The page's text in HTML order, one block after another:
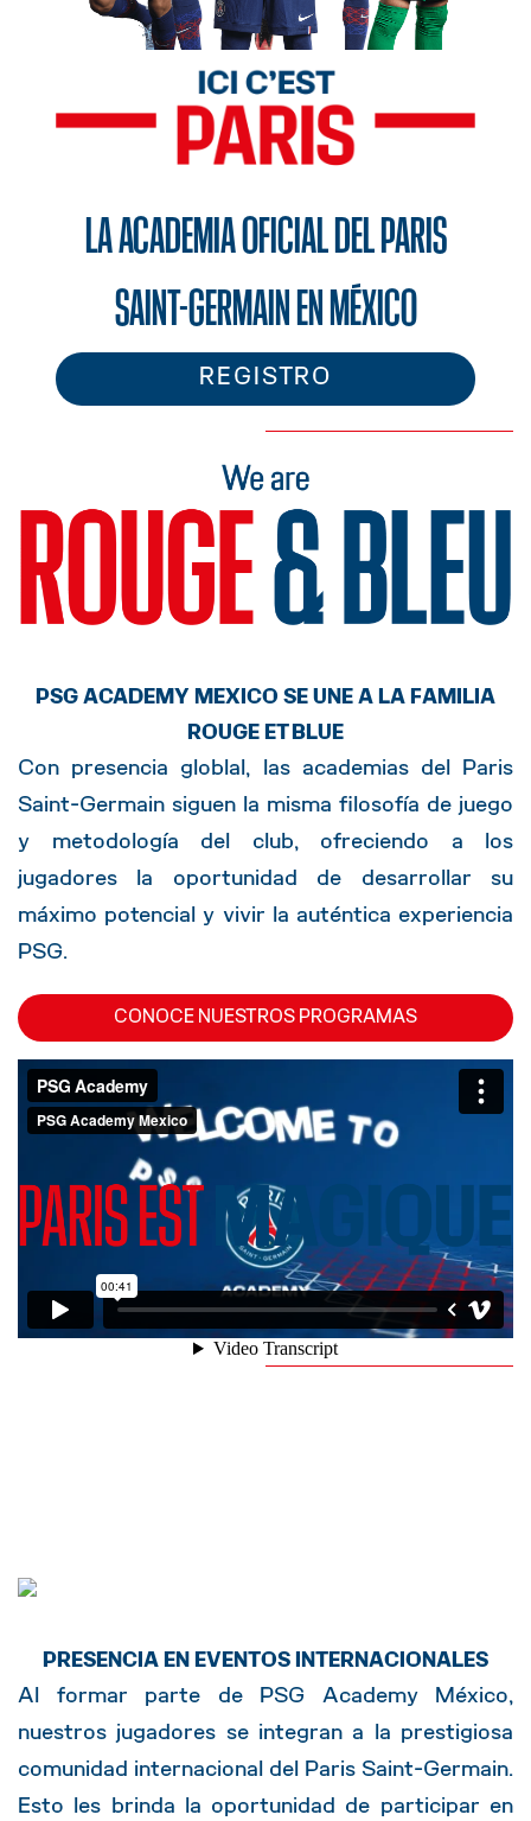
Hola
LA ACADEMIA OFICIAL DEL PARIS
SAINT-GERMAIN EN MÉXICO
REGISTRO
PSG ACADEMY MEXICO SE UNE A LA FAMILIA
ROUGE ET BLUE
Con presencia globlal, las academias del Paris
Saint-Germain siguen la misma filosofía de juego
y metodología del club, ofreciendo a los
jugadores la oportunidad de desarrollar su
máximo potencial y vivir la auténtica experiencia
PSG.
CONOCE NUESTROS PROGRAMAS
PRESENCIA EN EVENTOS INTERNACIONALES
Al formar parte de PSG Academy México,
nuestros jugadores se integran a la prestigiosa
comunidad internacional del Paris Saint-Germain.
Esto les brinda la oportunidad de participar en